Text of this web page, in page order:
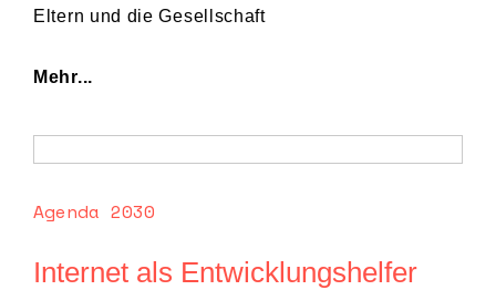
Eltern und die Gesellschaft
Mehr...
Agenda 2030
Internet als Entwicklungshelfer